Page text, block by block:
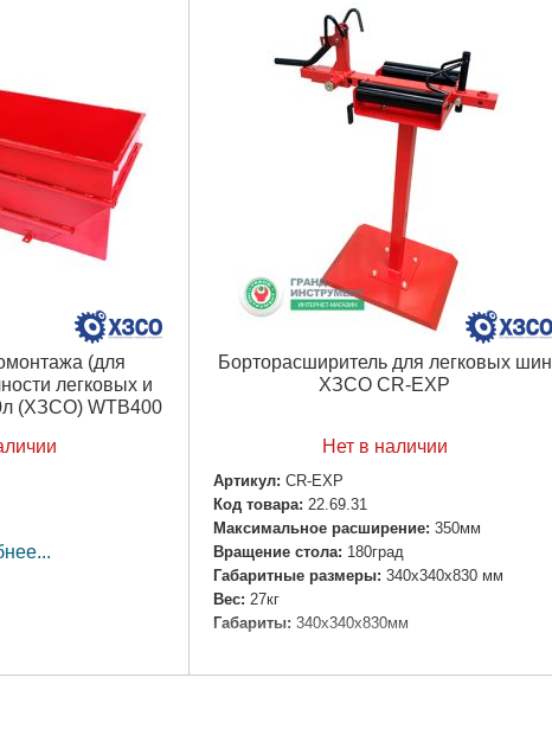
(для
легковых и
(ХЗСО) WTB400
Борторасширитель для легковых шин
ХЗСО CR-EXP
Нет в наличии
Артикул: CR-EXP
Код товара: 22.69.31
Максимальное расширение: 350мм
Вращение стола: 180град
Габаритные размеры: 340х340х830 мм
Вес: 27кг
Габариты: 340х340х830мм
Подробнее...